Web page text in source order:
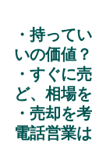
・持って
いの価値？
・すぐに
ど、相場
・売却を
電話営業